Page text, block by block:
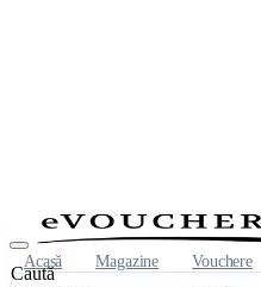
Acasă Magazine Vouchere
Caută